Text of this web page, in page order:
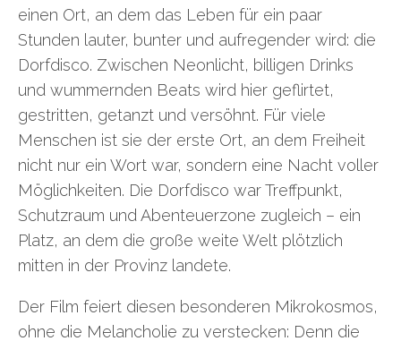
einen Ort, an dem das Leben für ein paar
Stunden lauter, bunter und aufregender wird: die
Dorfdisco. Zwischen Neonlicht, billigen Drinks
und wummernden Beats wird hier geflirtet,
gestritten, getanzt und versöhnt. Für viele
Menschen ist sie der erste Ort, an dem Freiheit
nicht nur ein Wort war, sondern eine Nacht voller
Möglichkeiten. Die Dorfdisco war Treffpunkt,
Schutzraum und Abenteuerzone zugleich – ein
Platz, an dem die große weite Welt plötzlich
mitten in der Provinz landete.
Der Film feiert diesen besonderen Mikrokosmos,
ohne die Melancholie zu verstecken: Denn die